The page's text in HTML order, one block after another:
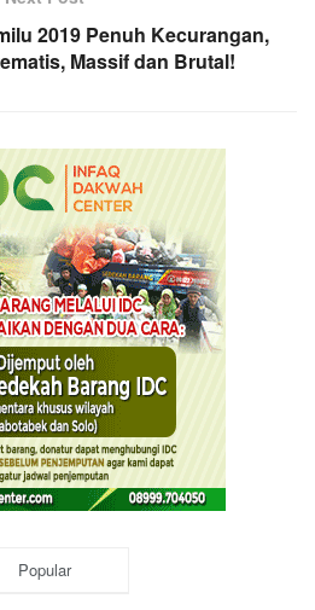
2019 Penuh Kecurangan,
Massif dan Brutal!
Popular